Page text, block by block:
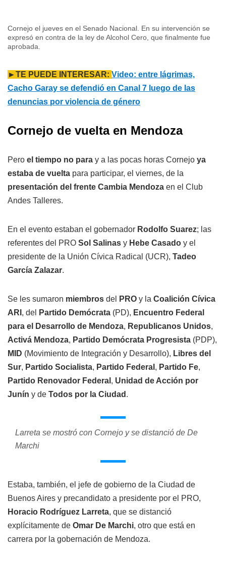
Cornejo el jueves en el Senado Nacional. En su intervención se
expresó en contra de la ley de Alcohol Cero, que finalmente fue
aprobada.
►TE PUEDE INTERESAR: Video: entre lágrimas,
Cacho Garay se defendió en Canal 7 luego de las
denuncias por violencia de género
Cornejo de vuelta en Mendoza
Pero el tiempo no para y a las pocas horas Cornejo ya
estaba de vuelta para participar, el viernes, de la
presentación del frente Cambia Mendoza en el Club
Andes Talleres.
En el evento estaban el gobernador Rodolfo Suarez; las
referentes del PRO Sol Salinas y Hebe Casado y el
presidente de la Unión Cívica Radical (UCR), Tadeo
García Zalazar.
Se les sumaron miembros del PRO y la Coalición Cívica
ARI , del Partido Demócrata (PD), Encuentro Federal
para el Desarrollo de Mendoza, Republicanos Unidos,
Activá Mendoza, Partido Demócrata Progresista (PDP),
MID (Movimiento de Integración y Desarrollo), Libres del
Sur, Partido Socialista, Partido Federal , Partido Fe,
Partido Renovador Federal , Unidad de Acción por
Junín y de Todos por la Ciudad .
Larreta se mostró con Cornejo y se distanció de De
Marchi
Estaba, también, el jefe de gobierno de la Ciudad de
Buenos Aires y precandidato a presidente por el PRO,
Horacio Rodríguez Larreta, que se distanció
explícitamente de Omar De Marchi, otro que está en
carrera por la gobernación de Mendoza.